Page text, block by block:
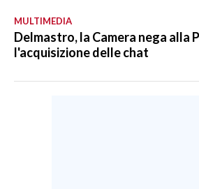
MULTIMEDIA
Delmastro, la Camera nega alla
l'acquisizione delle chat